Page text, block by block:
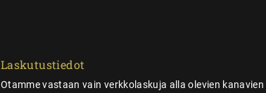
Laskutustiedot
Otamme vastaan vain verkkolaskuja alla olevien kanavien